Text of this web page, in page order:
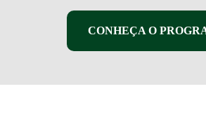
CONHEÇA O